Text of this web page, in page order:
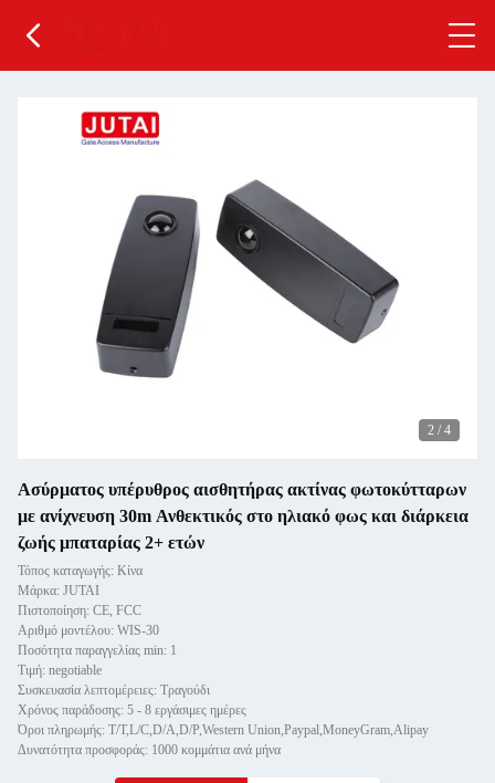
2 / 4
Ασύρματος υπέρυθρος αισθητήρας ακτίνας φωτοκύτταρων
με ανίχνευση 30m Ανθεκτικός στο ηλιακό φως και διάρκεια
ζωής μπαταρίας 2+ ετών
Τόπος καταγωγής: Κίνα
Μάρκα: JUTAI
Πιστοποίηση: CE, FCC
Αριθμό μοντέλου: WIS-30
Ποσότητα παραγγελίας min: 1
Τιμή: negotiable
Συσκευασία λεπτομέρειες: Τραγούδι
Χρόνος παράδοσης: 5 - 8 εργάσιμες ημέρες
Όροι πληρωμής: T/T,L/C,D/A,D/P,Western Union,Paypal,MoneyGram,Alipay
Δυνατότητα προσφοράς: 1000 κομμάτια ανά μήνα